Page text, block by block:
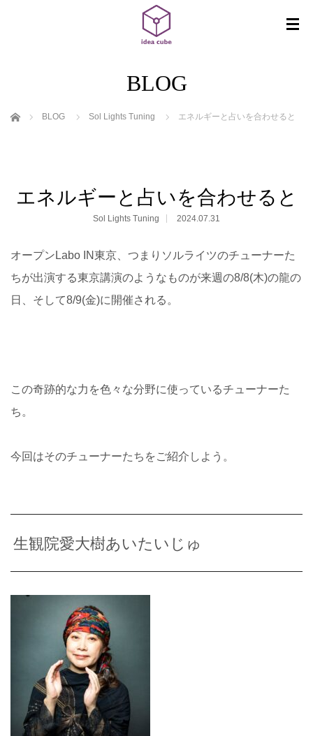
BLOG
ホーム BLOG Sol Lights Tuning エネルギーと占いを合わせると
エネルギーと占いを合わせると
Sol Lights Tuning 2024.07.31
オープンLabo IN東京、つまりソルライツのチューナーた
ちが出演する東京講演のようなものが来週の8/8(木)の龍の
日、そして8/9(金)に開催される。
この奇跡的な力を色々な分野に使っているチューナーた
ち。
今回はそのチューナーたちをご紹介しよう。
生観院愛大樹あいたいじゅ